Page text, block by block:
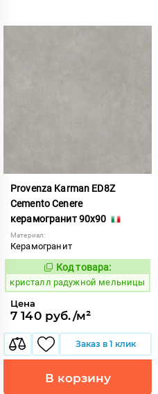
Provenza Karman ED8Z
Cemento Cenere
керамогранит 90x90
Материал:
Керамогранит
822049
Код товара:
кристалл радужной мельницы
Цена
7 140 руб./м²
Заказ в 1 клик
В корзину